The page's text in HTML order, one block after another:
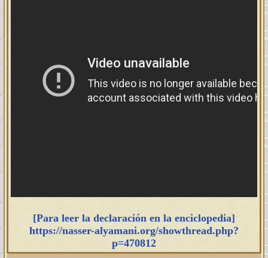
[Para leer la declaración en la enciclopedia]
https://nasser-alyamani.org/showthread.php?
p=470812